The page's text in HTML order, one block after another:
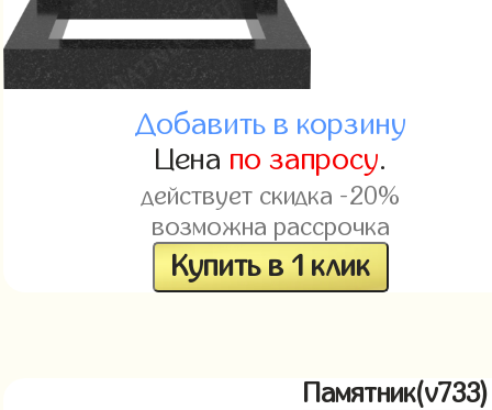
Добавить в корзину
Цена по запросу.
действует скидка -20%
возможна рассрочка
Купить в 1 клик
Памятник(v733)